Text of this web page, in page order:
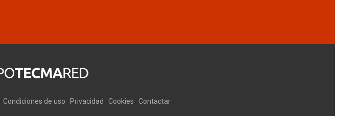
Condiciones de uso Privacidad Cookies Contactar